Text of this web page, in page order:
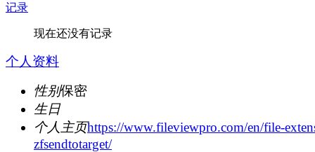
记录
现在还没有记录
个人资料
性别保密
生日
个人主页https://www.fileviewpro.com/en/file-
zfsendtotarget/